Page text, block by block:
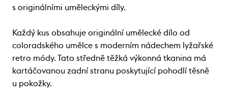
s originálními uměleckými díly.
Každý kus obsahuje originální umělecké dílo od
coloradského umělce s moderním nádechem lyžařské
retro módy. Tato středně těžká výkonná tkanina má
kartáčovanou zadní stranu poskytující pohodlí těsně
u pokožky.